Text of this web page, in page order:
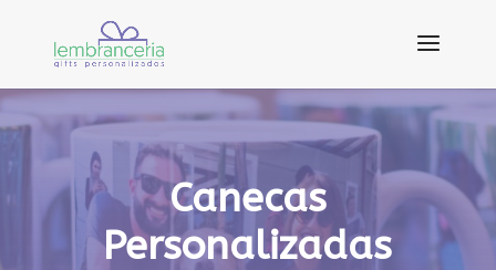
Canecas
Personalizadas